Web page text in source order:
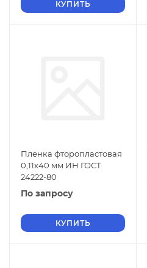
КУПИТЬ
Пленка фторопластовая
0,11х40 мм ИН ГОСТ
24222-80
По запросу
КУПИТЬ